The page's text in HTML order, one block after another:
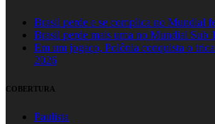
Brasil perde e se complica no Mundial
Brasil perde mais uma no Mundial Sub
Em um jogaço, Polônia conquista o
2026
COBERTURA
Paulista